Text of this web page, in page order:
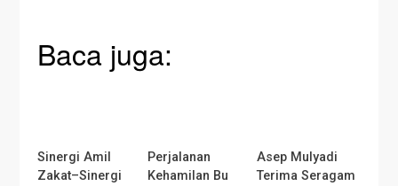
Baca juga:
Sinergi Amil
Zakat–Sinergi
Perjalanan
Kehamilan Bu
Asep Mulyadi
Terima Seragam